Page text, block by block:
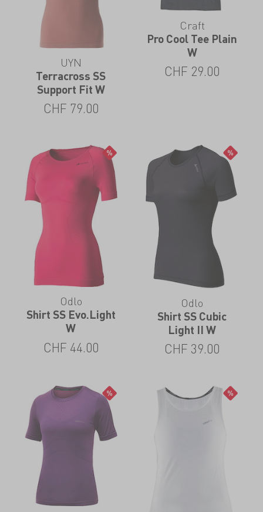
UYN
Terracross SS
Support Fit W
CHF 79.00
Craft
Pro Cool Tee Plain
W
CHF 29.00
Odlo
Shirt SS Evo.Light
W
CHF 44.00
Odlo
Shirt SS Cubic
Light II W
CHF 39.00